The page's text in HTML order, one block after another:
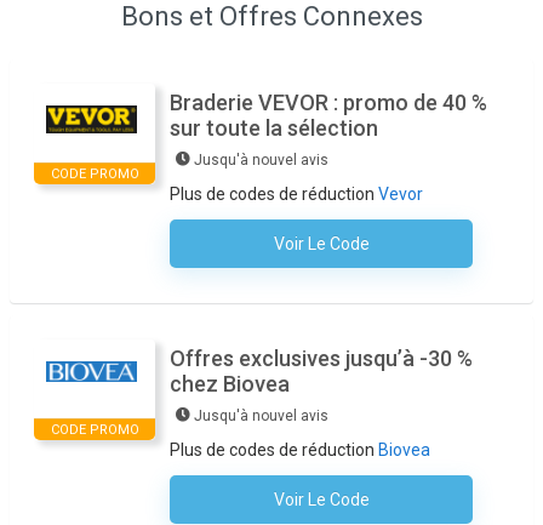
Bons et Offres Connexes
CODE PROMO
Braderie VEVOR : promo de 40 %
sur toute la sélection
Jusqu'à nouvel avis
Plus de codes de réduction Vevor
Voir Le Code
Aucun Code N'est Nécessaire
CODE PROMO
Offres exclusives jusqu’à -30 %
chez Biovea
Jusqu'à nouvel avis
Plus de codes de réduction Biovea
Voir Le Code
Aucun Code N'est Nécessaire